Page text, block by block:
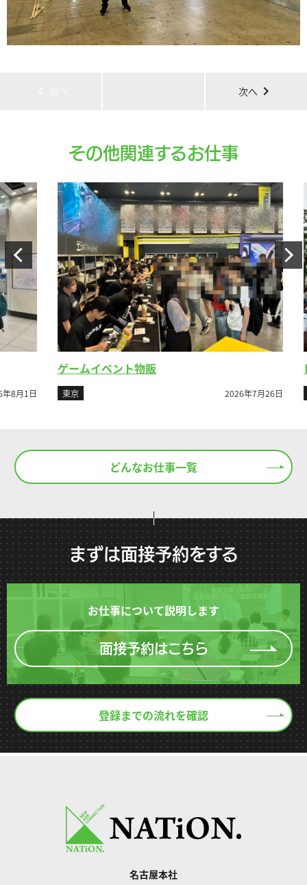
次へ chevron_right
その他関連するお仕事
1日
ゲームイベント物販
2026年7月26日
どんなお仕事一覧
まずは面接予約をする
お仕事について説明します
面接予約はこちら
登録までの流れを確認
名古屋本社